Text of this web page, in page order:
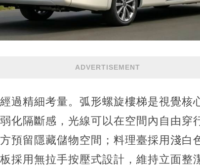
ADVERTISEMENT
過精細考量。弧形螺旋樓梯是視覺核
化隔斷感，光線可以在空間內自由穿
預留隱藏儲物空間；料理臺採用淺白
採用無拉手按壓式設計，維持立面整